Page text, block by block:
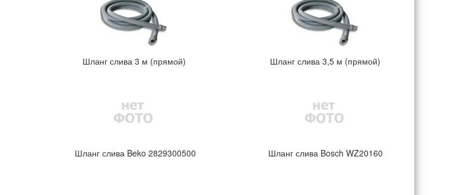
Шланг слива 3 м (прямой) Шланг слива 3,5 м (прямой)
Шланг слива Beko 2829300500 Шланг слива Bosch WZ20160